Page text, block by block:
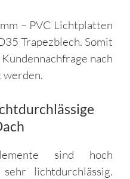
– PVC Lichtplatten
Trapezblech. Somit
nach
werden.
sind hoch
lichtdurchlässig.